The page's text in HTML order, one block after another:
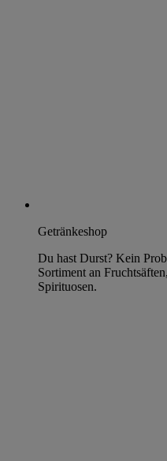
Getränkeshop
Du hast Durst? Kein
Sortiment an
Spirituosen.